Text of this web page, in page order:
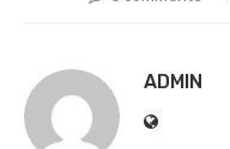
ADMIN